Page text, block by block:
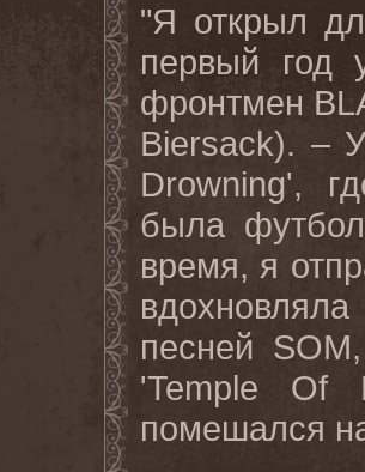
"Я открыл
первый год
фронтмен
Biersack). –
Drowning',
была
время, я
песней SOM
'Temple Of
помешался